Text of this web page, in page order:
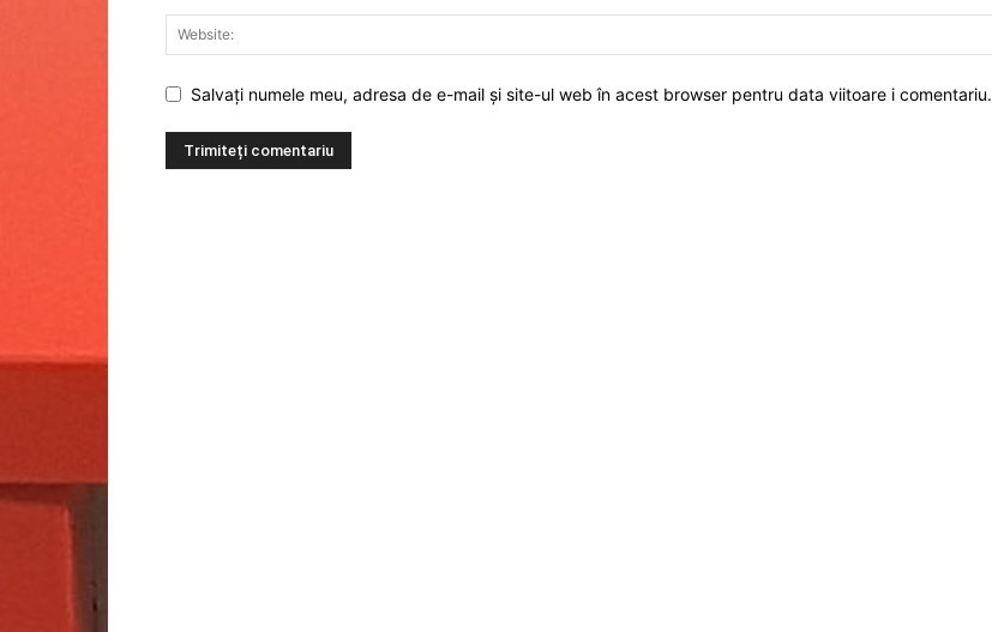
Salvați numele meu, adresa de e-mail și site-ul web în acest browser pentru data viitoare i comentariu.